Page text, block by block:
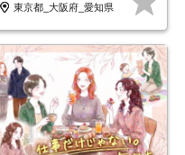
東京都_大阪府_愛知県